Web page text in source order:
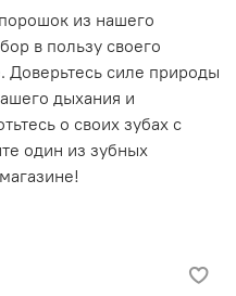
из нашего
в пользу своего
Доверьтесь силе природы
дыхания и
о своих зубах с
один из зубных